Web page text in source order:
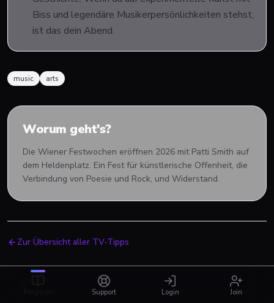
Biss und legendäre Musikerpersönlichkeiten stehst,
ist das dein Abend.
music arts
Worum geht's?
Die Wiener Festwochen eröffnen 2026 mit Patti Smith auf
dem Heldenplatz. Ein Fest für künstlerische Offenheit, die
Verbindung von Poesie und Rock, und Widerstand.
Zur Übersicht aller TV-Tipps
Support Login Join